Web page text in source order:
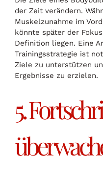
der Zeit verändern.
Muskelzunahme im
könnte später der
Definition liegen. Eine
Trainingsstrategie ist
Ziele zu unterstützen
Ergebnisse zu erzielen.
5.